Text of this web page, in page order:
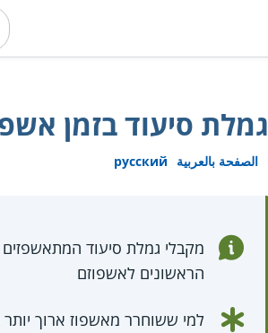
גמלת סיעוד בזמן
الصفحة بالعربية
русский
הראשונים לאשפוזם
למי ששוחרר מאשפוז ארוך יותר